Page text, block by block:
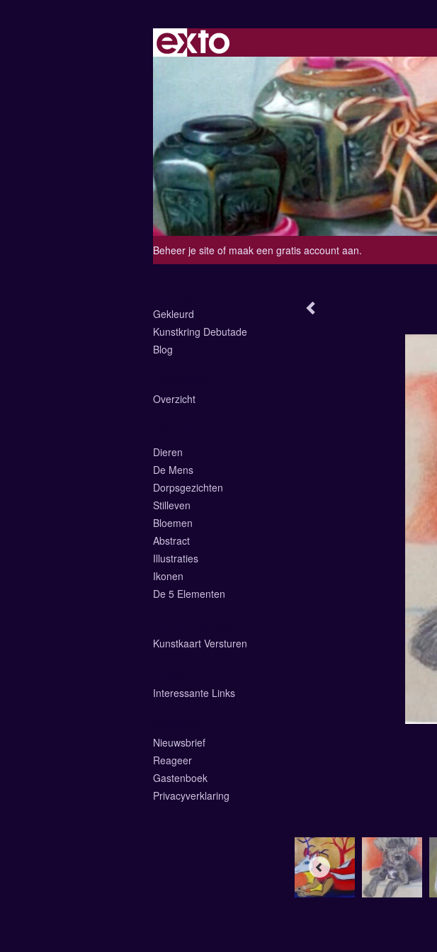
Beheer je site of maak een gratis account aan.
Gekleurd
Kunstkring Debutade
Blog
Overzicht
Dieren
De Mens
Dorpsgezichten
Stilleven
Bloemen
Abstract
Illustraties
Ikonen
De 5 Elementen
Kunstkaart Versturen
Interessante Links
Nieuwsbrief
Reageer
Gastenboek
Privacyverklaring